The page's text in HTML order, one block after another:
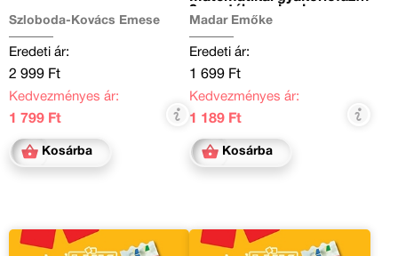
Szloboda-Kovács Emese
Eredeti ár:
2 999 Ft
Kedvezményes ár:
1 799 Ft
Kosárba
Madar Emőke
Eredeti ár:
1 699 Ft
Kedvezményes ár:
1 189 Ft
Kosárba